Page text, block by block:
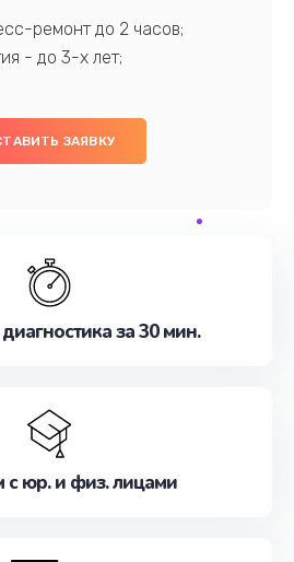
ремонт до 2 часов;
- до 3-х лет;
ЗАЯВКУ
за 30 мин.
с юр. и физ. лицами